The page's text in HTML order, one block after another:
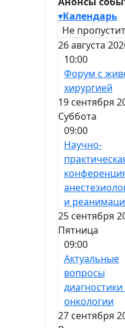
▾Календарь
Не
26 августа
10:00
Форум с
хирургией
19 сентября
Суббота
09:00
Научно-
и
25 сентября
Пятница
09:00
Актуальные
вопросы
диагностики
онкологии
27 сентября